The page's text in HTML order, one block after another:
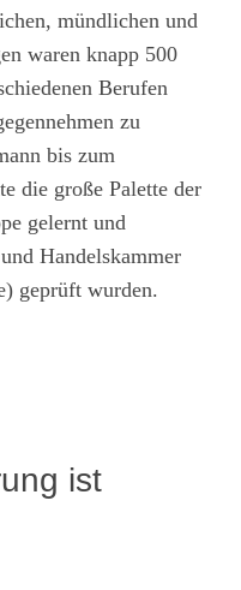
mündlichen und
waren knapp 500
Berufen
zu
bis zum
die große Palette der
gelernt und
Handelskammer
geprüft wurden.
ist